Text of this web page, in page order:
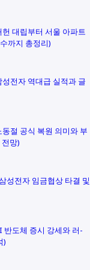
대립부터 서울 아파트
까지 총정리)
전자 역대급 실적과 글
절 공식 복원 의미와 부
망)
성전자 임금협상 타결 및
반도체 증시 강세와 러-
)